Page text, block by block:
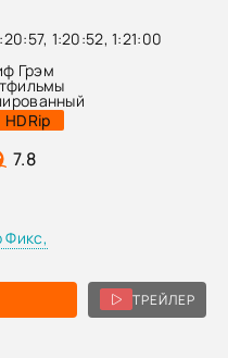
1:20:52, 1:21:00
Грэм
HDRip
7.8
ТРЕЙЛЕР
Фикс,